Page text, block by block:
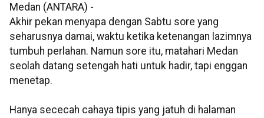
Medan (ANTARA) -
Akhir pekan menyapa dengan Sabtu sore yang
seharusnya damai, waktu ketika ketenangan lazimnya
tumbuh perlahan. Namun sore itu, matahari Medan
seolah datang setengah hati untuk hadir, tapi enggan
menetap.
Hanya sececah cahaya tipis yang jatuh di halaman